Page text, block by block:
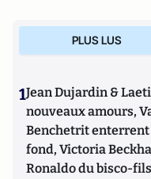
PLUS LUS
1Jean Dujardin &
nouveaux amours,
Benchetrit enterrent
fond, Victoria
Ronaldo du bisco-